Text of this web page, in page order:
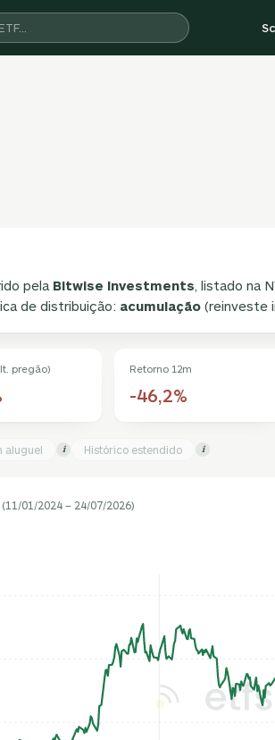
pela Bitwise Investments, listado na
de distribuição: acumulação(reinveste
pregão) Retorno 12m
-46,2%
aluguel i Histórico estendido i
(11/01/2024 – 24/07/2026)